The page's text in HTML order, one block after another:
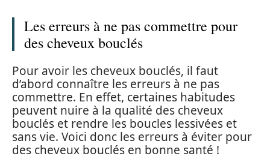
Les erreurs à ne pas commettre pour
des cheveux bouclés
Pour avoir les cheveux bouclés, il faut
d’abord connaître les erreurs à ne pas
commettre. En effet, certaines habitudes
peuvent nuire à la qualité des cheveux
bouclés et rendre les boucles lessivées et
sans vie. Voici donc les erreurs à éviter pour
des cheveux bouclés en bonne santé !